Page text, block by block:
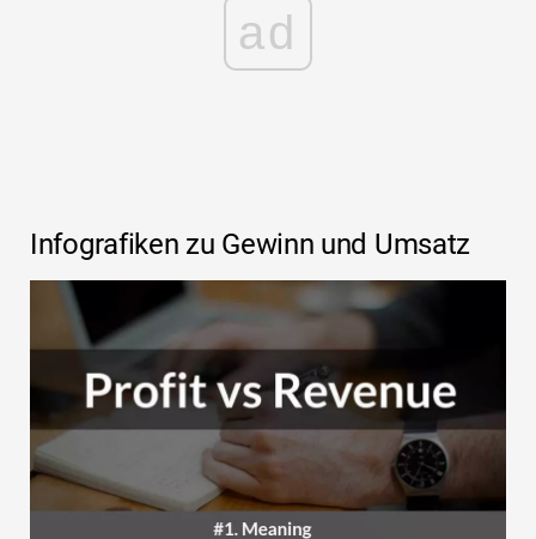
ad
Infografiken zu Gewinn und Umsatz